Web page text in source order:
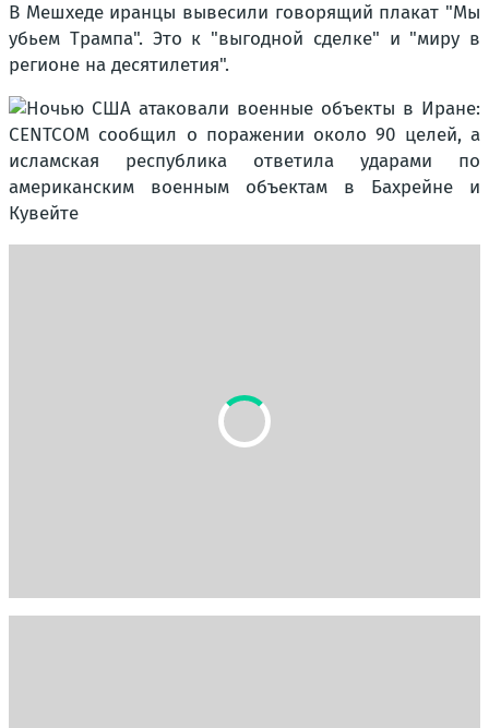
В Мешхеде иранцы вывесили говорящий плакат "Мы
убьем Трампа". Это к "выгодной сделке" и "миру в
регионе на десятилетия".